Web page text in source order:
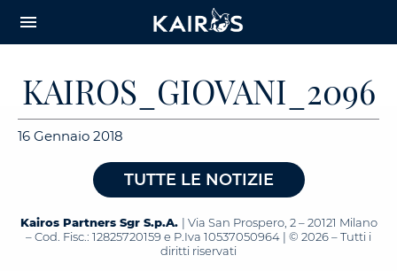
CONTENT
menu
KAIROS_GIOVANI_2096
16 Gennaio 2018
TUTTE LE NOTIZIE
Kairos Partners Sgr S.p.A. | Via San Prospero, 2 – 20121 Milano
– Cod. Fisc.: 12825720159 e P.Iva 10537050964 | © 2026 – Tutti i
diritti riservati